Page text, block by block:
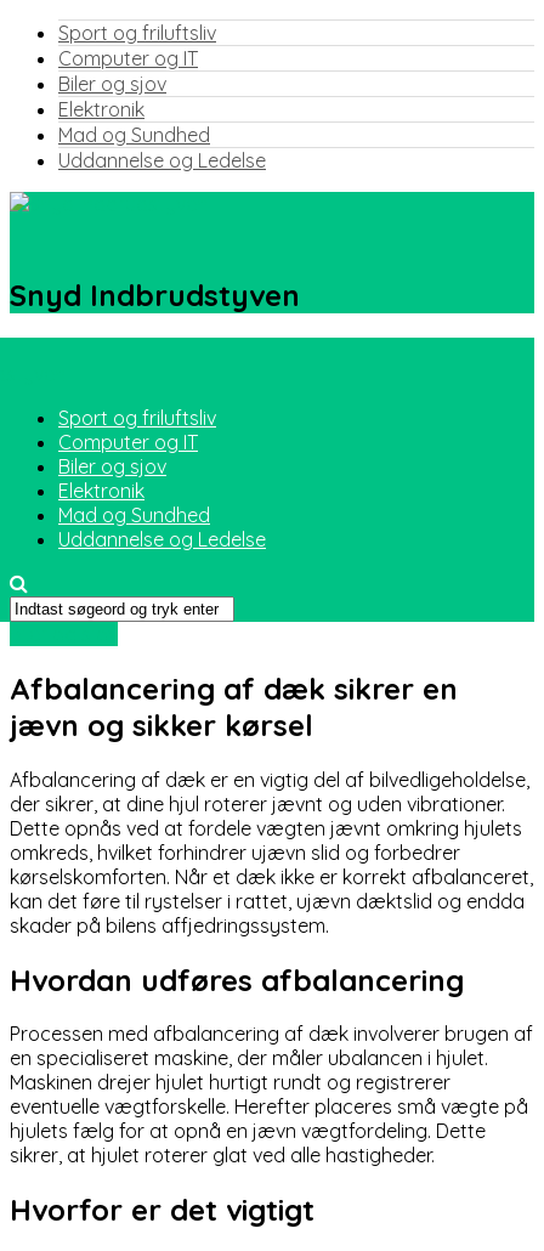
Sport og friluftsliv
Computer og IT
Biler og sjov
Elektronik
Mad og Sundhed
Uddannelse og Ledelse
Snyd Indbrudstyven
Sport og friluftsliv
Computer og IT
Biler og sjov
Elektronik
Mad og Sundhed
Uddannelse og Ledelse
Afbalancering af dæk sikrer en
jævn og sikker kørsel
Afbalancering af dæk er en vigtig del af bilvedligeholdelse,
der sikrer, at dine hjul roterer jævnt og uden vibrationer.
Dette opnås ved at fordele vægten jævnt omkring hjulets
omkreds, hvilket forhindrer ujævn slid og forbedrer
kørselskomforten. Når et dæk ikke er korrekt afbalanceret,
kan det føre til rystelser i rattet, ujævn dæktslid og endda
skader på bilens affjedringssystem.
Hvordan udføres afbalancering
Processen med afbalancering af dæk involverer brugen af
en specialiseret maskine, der måler ubalancen i hjulet.
Maskinen drejer hjulet hurtigt rundt og registrerer
eventuelle vægtforskelle. Herefter placeres små vægte på
hjulets fælg for at opnå en jævn vægtfordeling. Dette
sikrer, at hjulet roterer glat ved alle hastigheder.
Hvorfor er det vigtigt